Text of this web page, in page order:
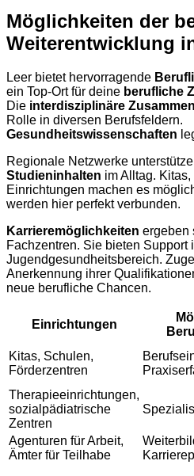
Möglichkeiten der
Weiterentwicklung
Leer bietet hervorragende
ein Top-Ort für deine berufliche
Die interdisziplinäre
Rolle in diversen Berufsfeldern.
Gesundheitswissenschaften
Regionale Netzwerke
Studieninhalten im Alltag.
Einrichtungen machen es
werden hier perfekt verbunden.
Karrieremöglichkeiten ergeben
Fachzentren. Sie bieten Support
Jugendgesundheitsbereich.
Anerkennung ihrer
neue berufliche Chancen.
Einrichtungen
Kitas, Schulen,
Förderzentren
Therapieeinrichtungen,
sozialpädiatrische
Zentren
Agenturen für Arbeit,
Ämter für Teilhabe